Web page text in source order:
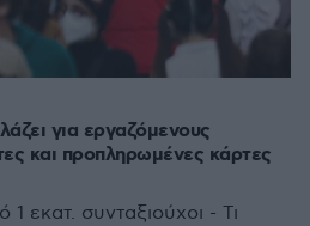
για εργαζόμενους
και προπληρωμένες κάρτες
εκατ. συνταξιούχοι - Τι